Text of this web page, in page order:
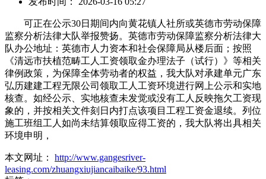
可正在公示30日期间内向黄花镇人社所或英德市劳动保障
监察分析法律大队举报赞扬。英德市劳动保障监察分析法律大
队办公地址：英德市人力资本和社会保障局从楼后面；按照
《清远市扶植范畴工人工资领取金办理法子（试行）》等相关
律例政策，为保障全体劳动者的权益，我大队对承建单元广东
弘历建建工程无限公司领取工人工资环境进行网上公示和实地
核查。如经公示、实地核查未发觉或没有工人反映拖欠工资现
象的，并按相关文件刻日内打点该项目工程工资金退续。列位
施工班组工人如尚未结算领取应得工资的，我大队将出具相关
环境申明，
本文网址： http://www.gangesriver-
leasing.com/zhuangxiujiancaibaike/93.html